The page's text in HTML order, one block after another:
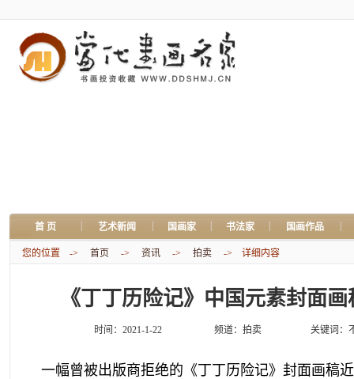
首 页 艺术新闻 国画家 书法家 国画作品
您的位置 -> 首页 -> 资讯 -> 拍卖 -> 详细内容
《丁丁历险记》中国元素封面
时间：2021-1-22 频道： 拍卖 关键词
一幅曾被出版商拒绝的《丁丁历险记》封面画稿